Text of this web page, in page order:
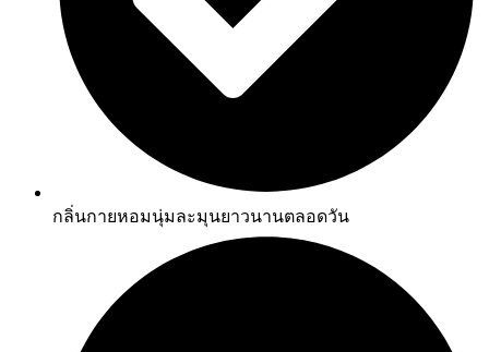
กลิ่นกายหอมนุ่มละมุนยาวนานตลอดวัน